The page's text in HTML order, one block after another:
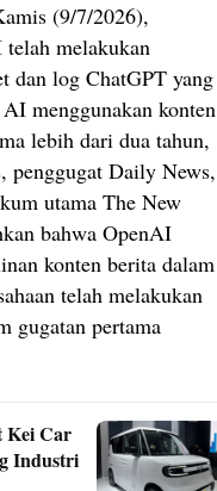
(9/7/2026),
telah melakukan
dan log ChatGPT yang
menggunakan konten
lebih dari dua tahun,
penggugat Daily News,
utama The New
bahwa OpenAI
konten berita dalam
telah melakukan
gugatan pertama
Kei Car
Industri